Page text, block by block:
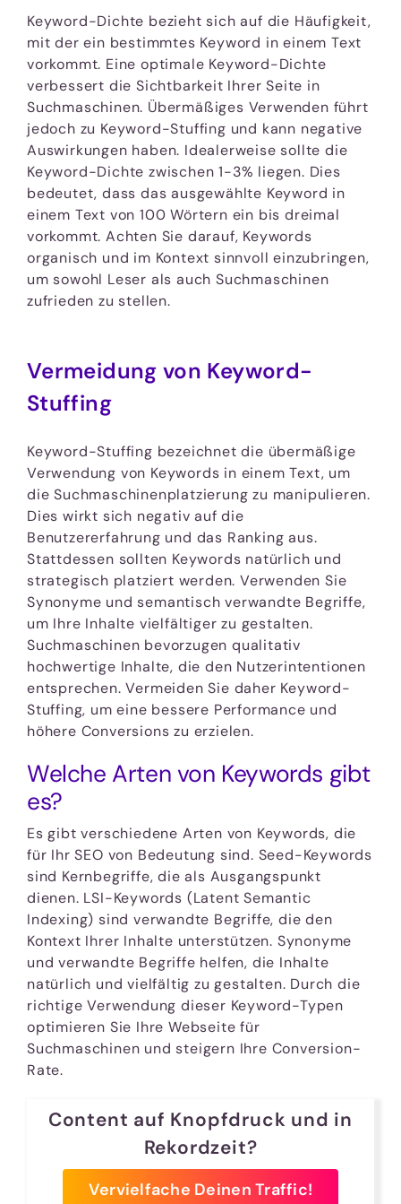
Keyword-Dichte bezieht sich auf die Häufigkeit,
mit der ein bestimmtes Keyword in einem Text
vorkommt. Eine optimale Keyword-Dichte
verbessert die Sichtbarkeit Ihrer Seite in
Suchmaschinen. Übermäßiges Verwenden führt
jedoch zu Keyword-Stuffing und kann negative
Auswirkungen haben. Idealerweise sollte die
Keyword-Dichte zwischen 1-3% liegen. Dies
bedeutet, dass das ausgewählte Keyword in
einem Text von 100 Wörtern ein bis dreimal
vorkommt. Achten Sie darauf, Keywords
organisch und im Kontext sinnvoll einzubringen,
um sowohl Leser als auch Suchmaschinen
zufrieden zu stellen.
Vermeidung von Keyword-
Stuffing
Keyword-Stuffing bezeichnet die übermäßige
Verwendung von Keywords in einem Text, um
die Suchmaschinenplatzierung zu manipulieren.
Dies wirkt sich negativ auf die
Benutzererfahrung und das Ranking aus.
Stattdessen sollten Keywords natürlich und
strategisch platziert werden. Verwenden Sie
Synonyme und semantisch verwandte Begriffe,
um Ihre Inhalte vielfältiger zu gestalten.
Suchmaschinen bevorzugen qualitativ
hochwertige Inhalte, die den Nutzerintentionen
entsprechen. Vermeiden Sie daher Keyword-
Stuffing, um eine bessere Performance und
höhere Conversions zu erzielen.
Welche Arten von Keywords gibt
es?
Es gibt verschiedene Arten von Keywords, die
für Ihr SEO von Bedeutung sind. Seed-Keywords
sind Kernbegriffe, die als Ausgangspunkt
dienen. LSI-Keywords (Latent Semantic
Indexing) sind verwandte Begriffe, die den
Kontext Ihrer Inhalte unterstützen. Synonyme
und verwandte Begriffe helfen, die Inhalte
natürlich und vielfältig zu gestalten. Durch die
richtige Verwendung dieser Keyword-Typen
optimieren Sie Ihre Webseite für
Suchmaschinen und steigern Ihre Conversion-
Rate.
Content auf Knopfdruck und in
Rekordzeit?
Vervielfache Deinen Traffic!